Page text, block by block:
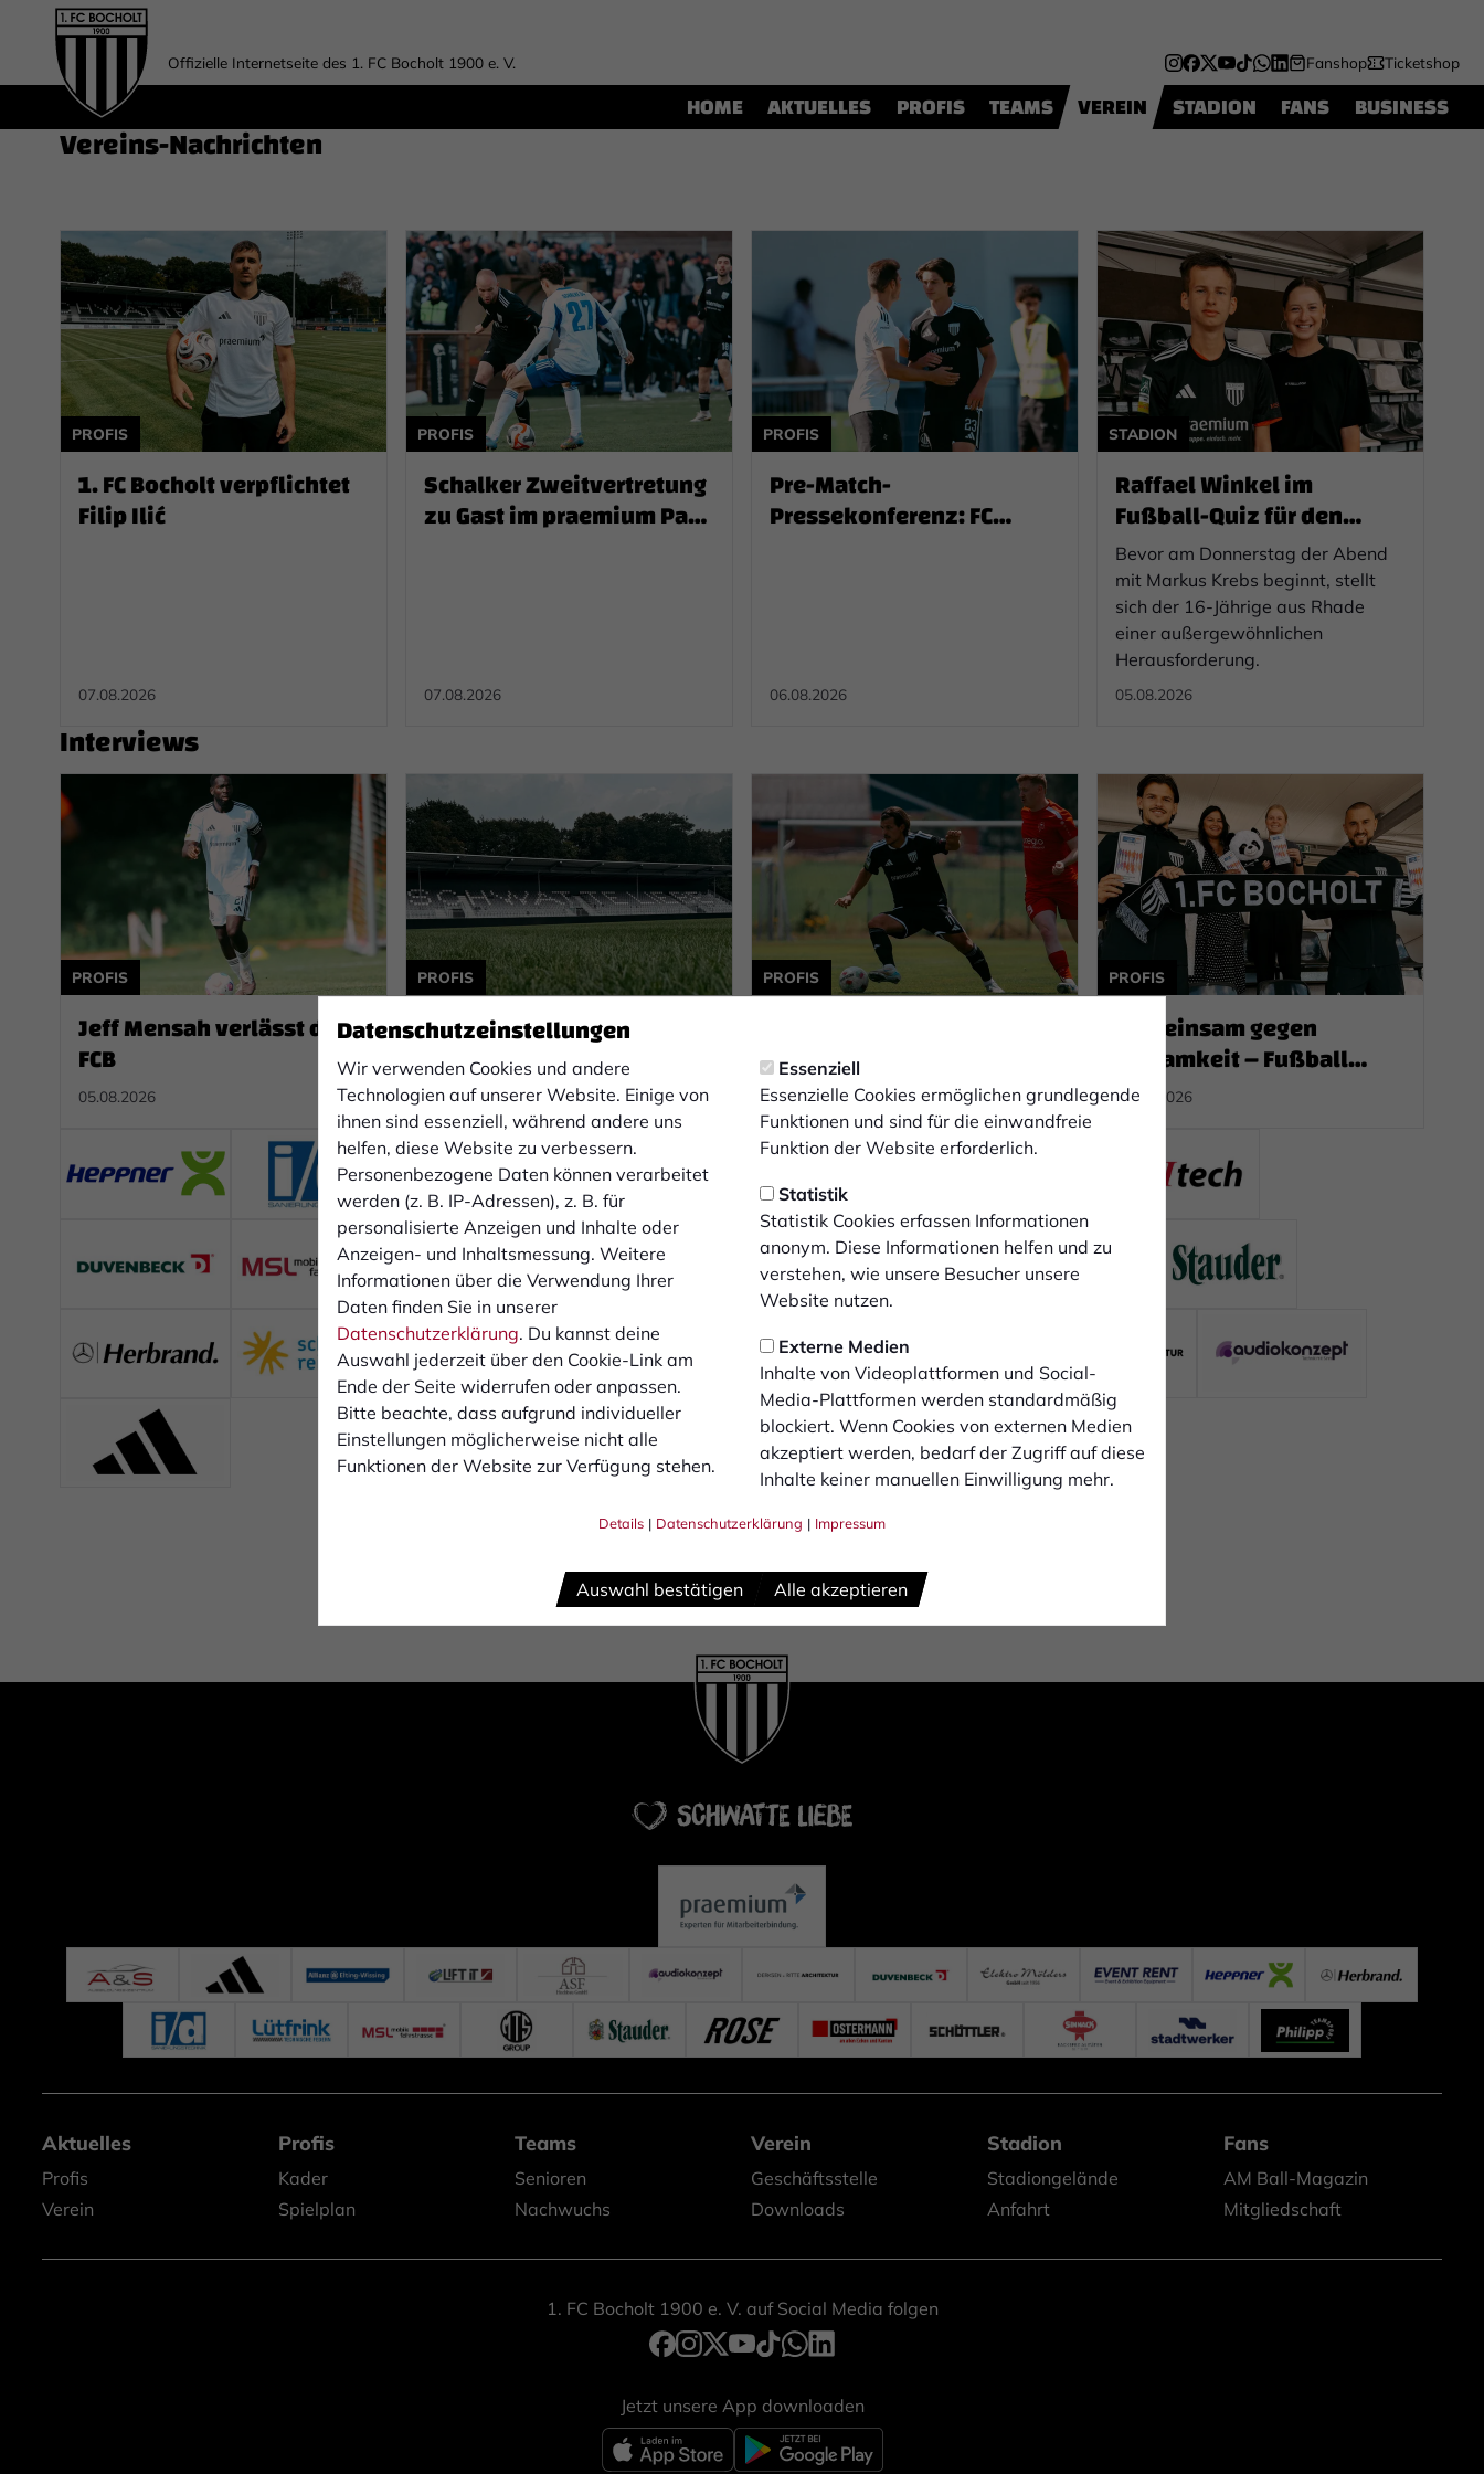
Datenschutzeinstellungen
Wir verwenden Cookies und andere
Technologien auf unserer Website. Einige von
ihnen sind essenziell, während andere uns
helfen, diese Website zu verbessern.
Personenbezogene Daten können verarbeitet
werden (z. B. IP-Adressen), z. B. für
personalisierte Anzeigen und Inhalte oder
Anzeigen- und Inhaltsmessung. Weitere
Informationen über die Verwendung Ihrer
Daten finden Sie in unserer
Datenschutzerklärung. Du kannst deine
Auswahl jederzeit über den Cookie-Link am
Ende der Seite widerrufen oder anpassen.
Bitte beachte, dass aufgrund individueller
Einstellungen möglicherweise nicht alle
Funktionen der Website zur Verfügung stehen.
Essenziell
Essenzielle Cookies ermöglichen grundlegende
Funktionen und sind für die einwandfreie
Funktion der Website erforderlich.
Statistik
Statistik Cookies erfassen Informationen
anonym. Diese Informationen helfen und zu
verstehen, wie unsere Besucher unsere
Website nutzen.
Externe Medien
Inhalte von Videoplattformen und Social-
Media-Plattformen werden standardmäßig
blockiert. Wenn Cookies von externen Medien
akzeptiert werden, bedarf der Zugriff auf diese
Inhalte keiner manuellen Einwilligung mehr.
Details | Datenschutzerklärung | Impressum
Auswahl bestätigen Alle akzeptieren
Offizielle Internetseite des 1. FC Bocholt 1900 e. V. Fanshop Ticketshop
HOME AKTUELLES PROFIS TEAMS VEREIN STADION FANS BUSINESS
Vereins-Nachrichten
PROFIS
1. FC Bocholt verpflichtet
Filip Ilić
07.08.2026
PROFIS
Schalker Zweitvertretung
zu Gast im praemium Park
07.08.2026
PROFIS
Pre-Match-
Pressekonferenz: FC
06.08.2026
STADION
Raffael Winkel im
Fußball-Quiz für den
guten Zweck
Bevor am Donnerstag der Abend
mit Markus Krebs beginnt, stellt
sich der 16-Jährige aus Rhade
einer außergewöhnlichen
Herausforderung.
05.08.2026
Interviews
PROFIS
Jeff Mensah verlässt den
FCB
05.08.2026
PROFIS
Pokalkracher im
praemium Park am
Hünting
04.08.2026
PROFIS
und Hirschberger gehen
getrennte Wege
04.08.2026
PROFIS
Gemeinsam gegen
Einsamkeit – Fußball
verbindet Menschen
03.08.2026
Aktuelles
Profis
Verein
Profis
Kader
Spielplan
Teams
Senioren
Nachwuchs
Verein
Geschäftsstelle
Downloads
Stadion
Stadiongelände
Anfahrt
Fans
AM Ball-Magazin
Mitgliedschaft
1. FC Bocholt 1900 e. V. auf Social Media folgen
Jetzt unsere App downloaden